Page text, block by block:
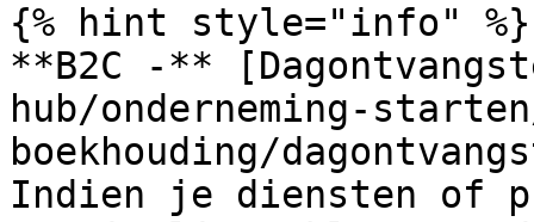
{% hint style="info" %}
**B2C -**
hub/onderneming-
boekhouding/
Indien je diensten of